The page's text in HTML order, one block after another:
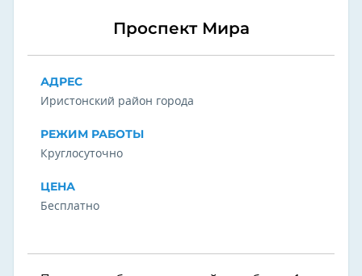
Проспект Мира
АДРЕС
Иристонский район города
РЕЖИМ РАБОТЫ
Круглосуточно
ЦЕНА
Бесплатно